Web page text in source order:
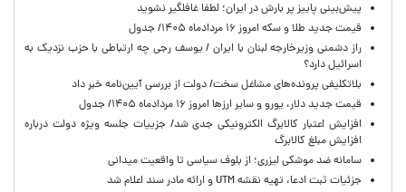
پیش‌بینی پاییز پر بارش در ایران؛ لطفا غافلگیر نشوید
قیمت جدید طلا و سکه امروز ۱۶ مردادماه ۱۴۰۵/ جدول
راز دشمنی وزیرخارجه لبنان با ایران / یوسف رجی چه ارتباطی با حزب نزدیک به
اسرائیل دارد؟
بلاتکلیفی پرونده‌های مشاغل سخت/ دولت از بررسی آیین‌نامه خبر داد
قیمت جدید دلار، یورو و سایر ارزها امروز ۱۶ مردادماه ۱۴۰۵/ جدول
افزایش اعتبار کالابرگ الکترونیکی جدی شد/ جزییات جلسه ویژه دولت درباره
افزایش مبلغ کالابرگ
سامانه ضد موشکی لیزری؛ از بلوف سیاسی تا واقعیت میدانی
جزئیات ثبت ادعا، تهیه نقشه UTM و ارائه مادر سند اعلام شد